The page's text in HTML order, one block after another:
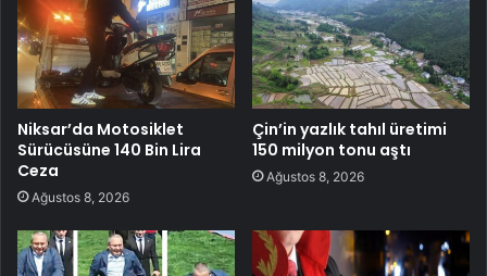
Niksar’da Motosiklet
Sürücüsüne 140 Bin Lira
Ceza
Ağustos 8, 2026
Çin’in yazlık tahıl üretimi
150 milyon tonu aştı
Ağustos 8, 2026